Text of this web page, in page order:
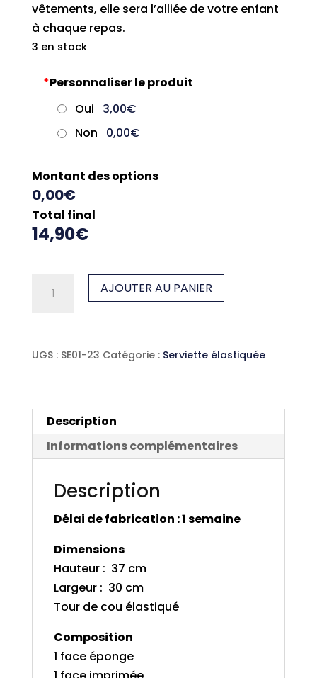
vêtements, elle sera l’alliée de votre enfant
à chaque repas.
3 en stock
*Personnaliser le produit
Oui
3,00€
Non
0,00€
Montant des options
0,00€
Total final
14,90€
élastiquée
violet-
AJOUTER AU PANIER
UGS : SE01-23 Catégorie : Serviette élastiquée
Description
Informations complémentaires
Description
Délai de fabrication : 1 semaine
Dimensions
Hauteur : 37 cm
Largeur : 30 cm
Tour de cou élastiqué
Composition
1 face éponge